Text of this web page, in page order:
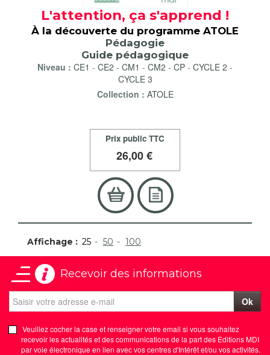
L'attention, ça s'apprend !
À la découverte du programme ATOLE
Pédagogie
Guide pédagogique
Niveau : CE1 - CE2 - CM1 - CM2 - CP - CYCLE 2 -
CYCLE 3
Collection : ATOLE
Prix public TTC
26,00 €
Affichage : 25 50 100
Recevoir des informations
Ok
Veuillez cocher la case et renseigner votre email si vous souhaitez
recevoir les actualités et des communications de la part des Editions MDI
par voie électronique en lien avec vos centres d'Intérêt et/ou vos activités.